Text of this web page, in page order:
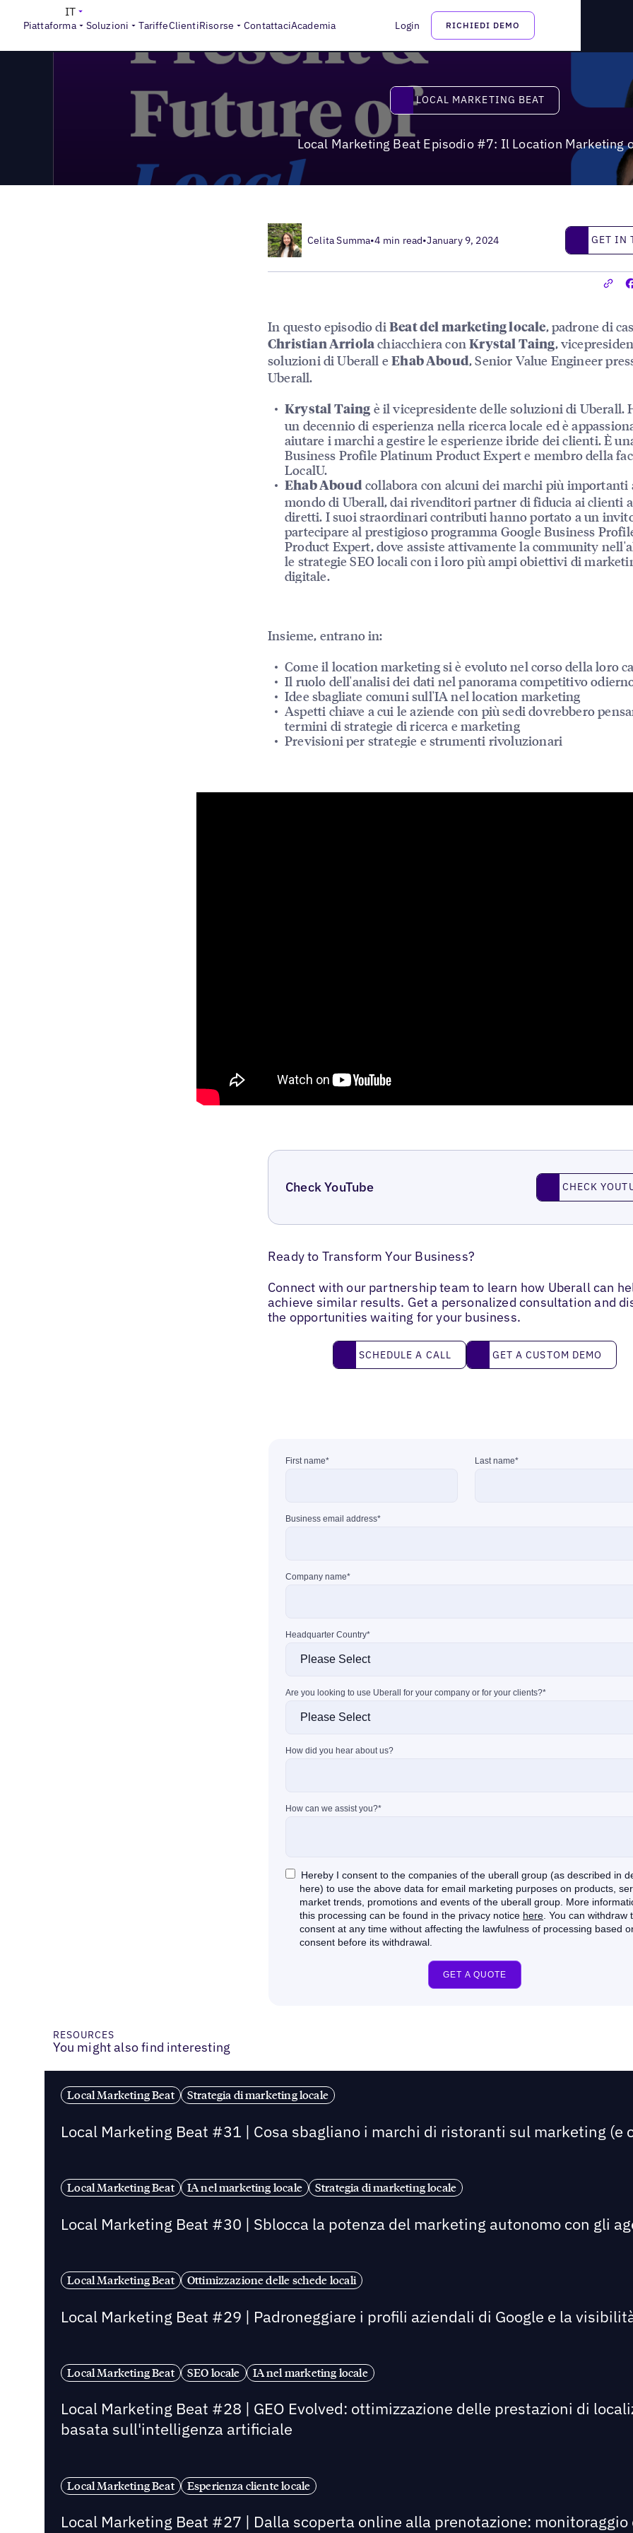
Piattaforma Soluzioni TariffeClientiRisorse ContattaciAcademia Login RICHIEDI DEMO
IT
Local Marketing Beat
Local Marketing Beat
LOCAL MARKETING BEAT
Local Marketing Beat Episodio #7: Il Location Marketing
Celita Summa•4 min read•January 9, 2024 Get inGET IN
In questo episodio diBeat del marketing locale, padrone di
Christian Arriola chiacchiera conKrystal Taing,
soluzioni di Uberall eEhab Aboud, Senior Value Engineer
Uberall.
Krystal Taing è il vicepresidente delle soluzioni di Uberall.
un decennio di esperienza nella ricerca locale ed è
aiutare i marchi a gestire le esperienze ibride dei clienti. È
Business Profile Platinum Product Expert e membro della
LocalU.
Ehab Aboud collabora con alcuni dei marchi più importanti
mondo di Uberall, dai rivenditori partner di fiducia ai clienti
diretti. I suoi straordinari contributi hanno portato a un
partecipare al prestigioso programma Google Business
Product Expert, dove assiste attivamente la community
le strategie SEO locali con i loro più ampi obiettivi di
digitale.
Insieme, entrano in:
Come il location marketing si è evoluto nel corso della loro
Il ruolo dell'analisi dei dati nel panorama competitivo
Idee sbagliate comuni sull'IA nel location marketing
Aspetti chiave a cui le aziende con più sedi dovrebbero
termini di strategie di ricerca e marketing
Previsioni per strategie e strumenti rivoluzionari
Check YouTube Check YouTube
CHECK
Ready to Transform Your Business?
Connect with our partnership team to learn how Uberall can
achieve similar results. Get a personalized consultation and
the opportunities waiting for your business.
Schedule a call
SCHEDULE A CALL Get a custom demo
GET A CUSTOM DEMO
RESOURCES
You might also find interesting
Local Marketing Beat Strategia di marketing locale
Local Marketing Beat #31 | Cosa sbagliano i marchi di ristoranti sul marketing (e
Local Marketing Beat IA nel marketing locale Strategia di marketing locale
Local Marketing Beat #30 | Sblocca la potenza del marketing autonomo con gli
Local Marketing Beat Ottimizzazione delle schede locali
Local Marketing Beat #29 | Padroneggiare i profili aziendali di Google e la
Local Marketing Beat SEO locale IA nel marketing locale
Local Marketing Beat #28 | GEO Evolved: ottimizzazione delle prestazioni di
basata sull'intelligenza artificiale
Local Marketing Beat Esperienza cliente locale
Local Marketing Beat #27 | Dalla scoperta online alla prenotazione: